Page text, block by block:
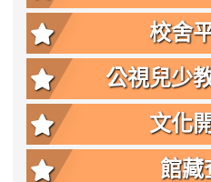
校舍
公視兒少
文化
館藏